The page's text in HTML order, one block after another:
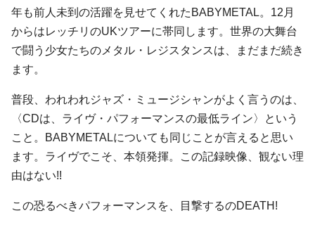
年も前人未到の活躍を見せてくれたBABYMETAL。12月
からはレッチリのUKツアーに帯同します。世界の大舞台
で闘う少女たちのメタル・レジスタンスは、まだまだ続き
ます。
普段、われわれジャズ・ミュージシャンがよく言うのは、
〈CDは、ライヴ・パフォーマンスの最低ライン〉という
こと。BABYMETALについても同じことが言えると思い
ます。ライヴでこそ、本領発揮。この記録映像、観ない理
由はない!!
この恐るべきパフォーマンスを、目撃するのDEATH!